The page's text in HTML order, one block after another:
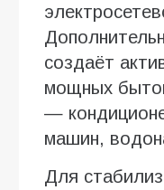
создаёт
мощных
—
машин,
Для